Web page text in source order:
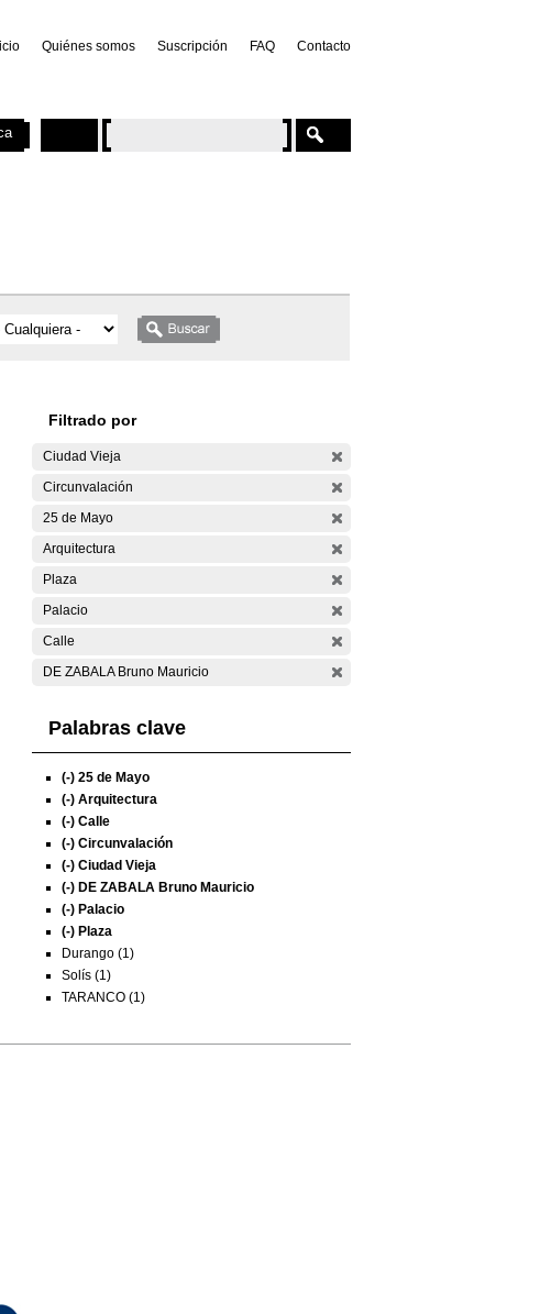
Quiénes somos Suscripción FAQ Contacto
Filtrado por
Ciudad Vieja
Circunvalación
25 de Mayo
Arquitectura
Plaza
Palacio
Calle
DE ZABALA Bruno Mauricio
Palabras clave
(-) 25 de Mayo
(-) Arquitectura
(-) Calle
(-) Circunvalación
(-) Ciudad Vieja
(-) DE ZABALA Bruno Mauricio
(-) Palacio
(-) Plaza
Durango (1)
Solís (1)
TARANCO (1)